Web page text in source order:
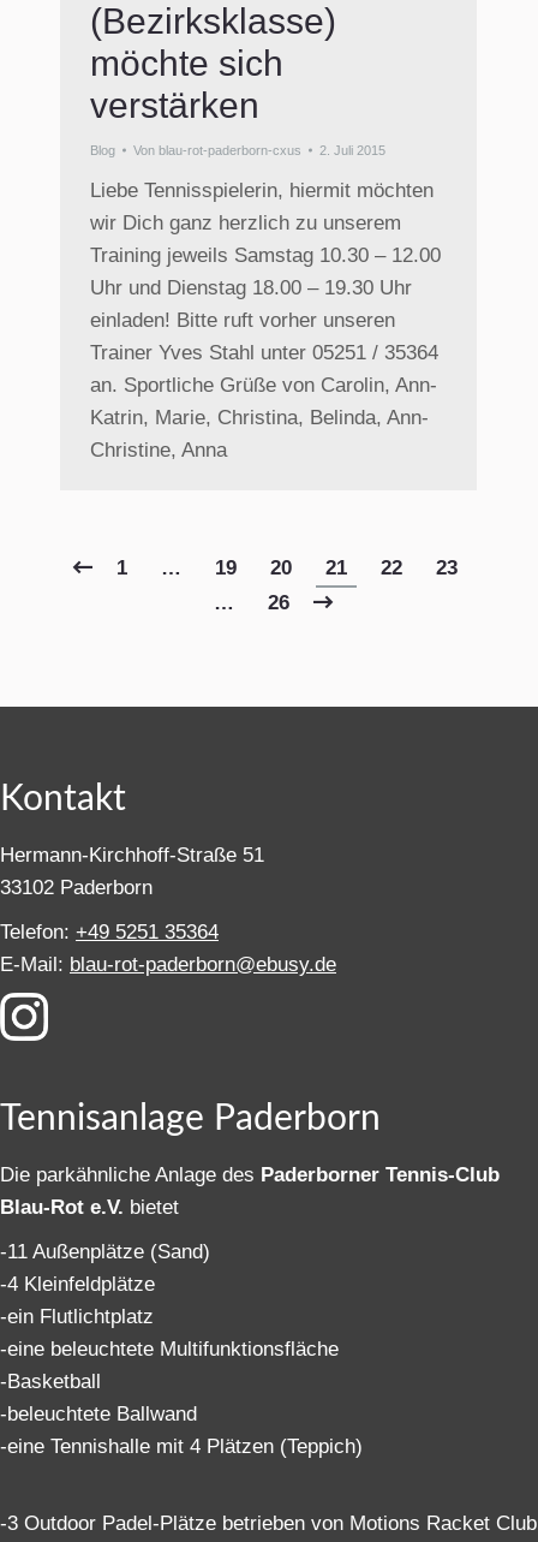
(Bezirksklasse)
möchte sich
verstärken
Blog Von blau-rot-paderborn-cxus 2. Juli 2015
Liebe Tennisspielerin, hiermit möchten
wir Dich ganz herzlich zu unserem
Training jeweils Samstag 10.30 – 12.00
Uhr und Dienstag 18.00 – 19.30 Uhr
einladen! Bitte ruft vorher unseren
Trainer Yves Stahl unter 05251 / 35364
an. Sportliche Grüße von Carolin, Ann-
Katrin, Marie, Christina, Belinda, Ann-
Christine, Anna
1 … 19 20 21 22
23
…
26
Kontakt
Hermann-Kirchhoff-Straße 51
33102 Paderborn
Telefon: +49 5251 35364
E-Mail: blau-rot-paderborn@ebusy.de
Tennisanlage Paderborn
Die parkähnliche Anlage des Paderborner Tennis-Club
Blau-Rot e.V. bietet
-11 Außenplätze (Sand)
-4 Kleinfeldplätze
-ein Flutlichtplatz
-eine beleuchtete Multifunktionsfläche
-Basketball
-beleuchtete Ballwand
-eine Tennishalle mit 4 Plätzen (Teppich)
-3 Outdoor Padel-Plätze betrieben von Motions Racket Club